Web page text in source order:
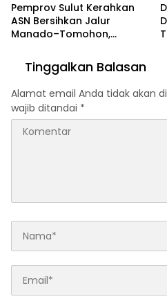
Pemprov Sulut Kerahkan
ASN Bersihkan Jalur
Manado–Tomohon,
untuk TIFF 2026
Tinggalkan Balasan
Alamat email Anda tidak akan
wajib ditandai *